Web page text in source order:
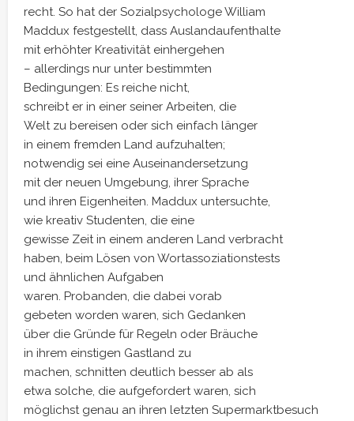
recht. So hat der Sozialpsychologe William
Maddux festgestellt, dass Auslandaufenthalte
mit erhöhter Kreativität einhergehen
– allerdings nur unter bestimmten
Bedingungen: Es reiche nicht,
schreibt er in einer seiner Arbeiten, die
Welt zu bereisen oder sich einfach länger
in einem fremden Land aufzuhalten;
notwendig sei eine Auseinandersetzung
mit der neuen Umgebung, ihrer Sprache
und ihren Eigenheiten. Maddux untersuchte,
wie kreativ Studenten, die eine
gewisse Zeit in einem anderen Land verbracht
haben, beim Lösen von Wortassoziationstests
und ähnlichen Aufgaben
waren. Probanden, die dabei vorab
gebeten worden waren, sich Gedanken
über die Gründe für Regeln oder Bräuche
in ihrem einstigen Gastland zu
machen, schnitten deutlich besser ab als
etwa solche, die aufgefordert waren, sich
möglichst genau an ihren letzten Supermarktbesuch